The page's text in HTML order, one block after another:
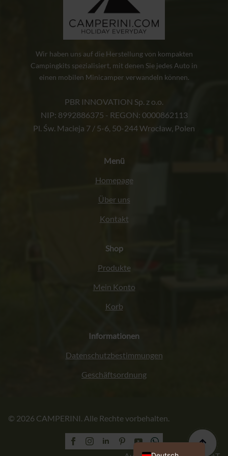
Produktseite
gewählt
Wir haben uns auf die Herstellung von kompakten
Campingkits spezialisiert, mit denen Sie jedes Auto in
einen mobilen Minicamper verwandeln können.
PBR INNOVATION Sp. z o.o.
NIP: 8992886375 - REGON: 0000862113
Pl. Św. Macieja 7 / 5-6, 50-244 Wrocław, Polen
Menü
Homepage
Über uns
Kontakt
Shop
Produkte
Mein Konto
Korb
Informationen
Datenschutzbestimmungen
Geschäftsordnung
© 2026 CAMPERINI. Alle Rechte vorbehalten.
Polski
English (UK)
Français
Italiano